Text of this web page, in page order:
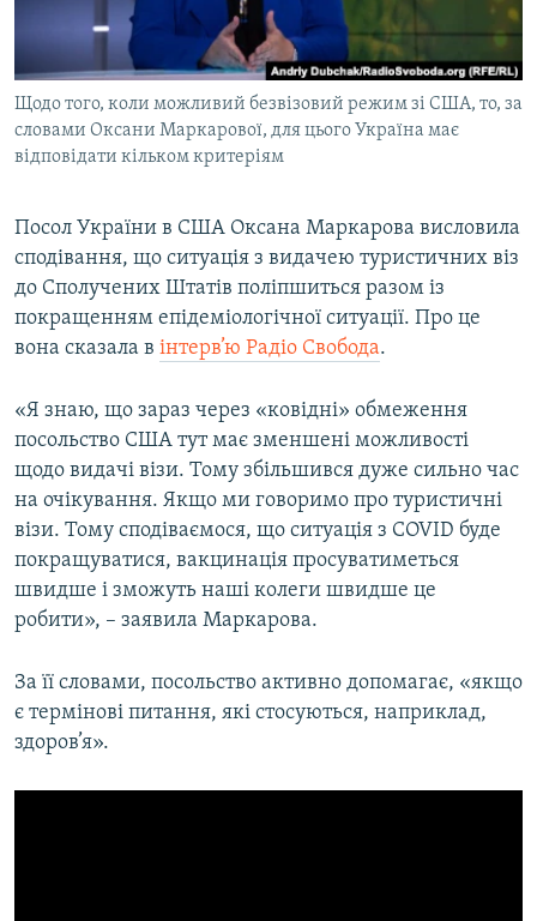
РУС
УКР
КТАТ
ДОЛУЧАЙСЯ!
Усі сайти RFE/RL
Щодо того, коли можливий безвізовий режим зі США, то, за
словами Оксани Маркарової, для цього Україна має
відповідати кільком критеріям
Посол України в США Оксана Маркарова висловила
сподівання, що ситуація з видачею туристичних віз
до Сполучених Штатів поліпшиться разом із
покращенням епідеміологічної ситуації. Про це
вона сказала в інтерв’ю Радіо Свобода.
«Я знаю, що зараз через «ковідні» обмеження
посольство США тут має зменшені можливості
щодо видачі візи. Тому збільшився дуже сильно час
на очікування. Якщо ми говоримо про туристичні
візи. Тому сподіваємося, що ситуація з COVID буде
покращуватися, вакцинація просуватиметься
швидше і зможуть наші колеги швидше це
робити», – заявила Маркарова.
За її словами, посольство активно допомагає, «якщо
є термінові питання, які стосуються, наприклад,
здоров’я».